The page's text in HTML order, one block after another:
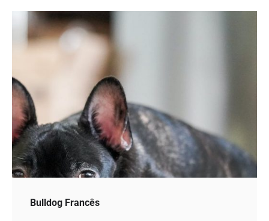
Bulldog Francês